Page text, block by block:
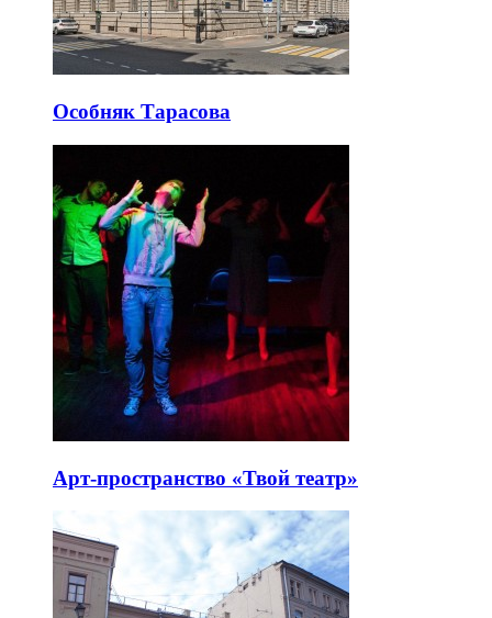
Особняк Тарасова
Арт-пространство «Твой театр»